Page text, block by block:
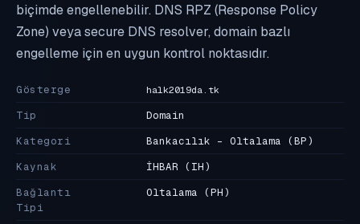
biçimde engellenebilir. DNS RPZ (Response Policy
Zone) veya secure DNS resolver, domain bazlı
engelleme için en uygun kontrol noktasıdır.
Gösterge halk2019da.tk
Tip
Domain
Kategori
Bankacılık - Oltalama (BP)
Kaynak
İHBAR (IH)
Bağlantı
Tipi
Oltalama (PH)